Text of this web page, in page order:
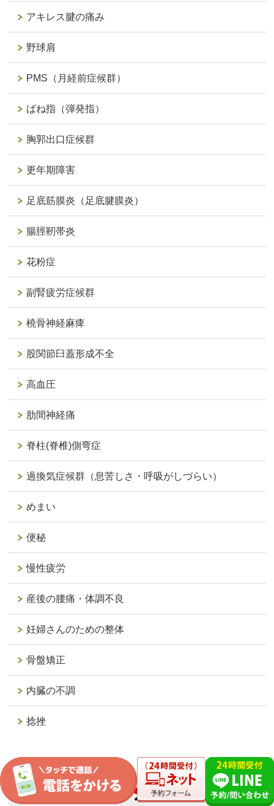
アキレス腱の痛み
野球肩
PMS（月経前症候群）
ばね指（弾発指）
胸郭出口症候群
更年期障害
足底筋膜炎（足底腱膜炎）
腸脛靭帯炎
花粉症
副腎疲労症候群
橈骨神経麻痺
股関節臼蓋形成不全
高血圧
肋間神経痛
脊柱(脊椎)側弯症
過換気症候群（息苦しさ・呼吸がしづらい）
めまい
便秘
慢性疲労
産後の腰痛・体調不良
妊婦さんのための整体
骨盤矯正
内臓の不調
捻挫